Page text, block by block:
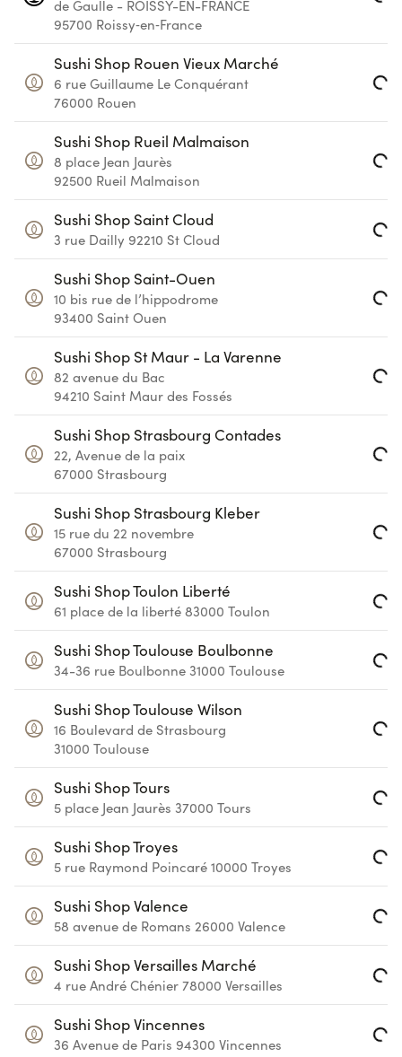
de Gaulle - ROISSY-EN-FRANCE
95700 Roissy‑en‑France Loading...
Sushi Shop Rouen Vieux Marché
6 rue Guillaume Le Conquérant
76000 Rouen Loading...
Sushi Shop Rueil Malmaison
8 place Jean Jaurès
92500 Rueil Malmaison Loading...
Sushi Shop Saint Cloud
3 rue Dailly 92210 St Cloud Loading...
Sushi Shop Saint-Ouen
10 bis rue de l’hippodrome
93400 Saint Ouen Loading...
Sushi Shop St Maur - La Varenne
82 avenue du Bac
94210 Saint Maur des Fossés Loading...
Sushi Shop Strasbourg Contades
22, Avenue de la paix
67000 Strasbourg Loading...
Sushi Shop Strasbourg Kleber
15 rue du 22 novembre
67000 Strasbourg Loading...
Sushi Shop Toulon Liberté
61 place de la liberté 83000 Toulon Loading...
Sushi Shop Toulouse Boulbonne
34-36 rue Boulbonne 31000 Toulouse Loading...
Sushi Shop Toulouse Wilson
16 Boulevard de Strasbourg
31000 Toulouse Loading...
Sushi Shop Tours
5 place Jean Jaurès 37000 Tours Loading...
Sushi Shop Troyes
5 rue Raymond Poincaré 10000 Troyes Loading...
Sushi Shop Valence
58 avenue de Romans 26000 Valence Loading...
Sushi Shop Versailles Marché
4 rue André Chénier 78000 Versailles Loading...
Sushi Shop Vincennes
36 Avenue de Paris 94300 Vincennes